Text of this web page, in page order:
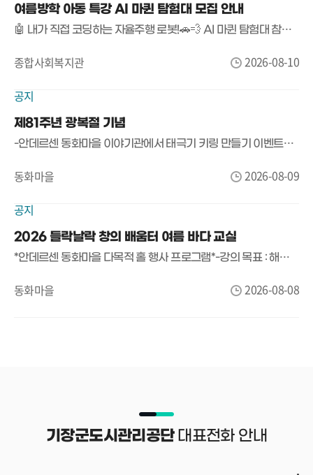
여름방학 아동 특강 AI 마퀸 탐험대 모집 안내
🤖 내가 직접 코딩하는 자율주행 로봇!🚗💨 AI 마퀸 탐험대 참가자 모집!이번 여름, 책상 앞에서만 배우는 코딩은 그만!아이들이 직접 블록코딩으로 로봇을 움직이고, 센서와 알고리즘을 활용해 미션을 해결해보는 특별한 시간을 준비했습니다✨🔎 어떤 걸 배우나요?1️⃣ 쿵! 부딪히지 않는 스마트 자동차초음파 센서로 장애물을 감지하고 스스로 멈추고 피하는 로봇 만들기!2️⃣ 검은 선을 따라 달리는 드라이버라인 센서를 활용해 정해진 코스를 따라가는 자율주행 로봇 만들기!3️⃣ 교차로를 판단하는 자율주행차신호와 교차로를 만나면 스스로 판단하고 주행하는 로봇 미션까지! 🏆💡 직접 코딩하고 → 직접 움직이고 → 직접 문제를 해결하는 수업!블록코딩 경험이 있는 초등학생이라면누구나 재미있게 도전할 수 있어요🙌📅 일시8/22(토) · 8/29(토) · 9/5(토) / 11:50 ~ 12:40총 3회 / 회당 50분👦 대상블록코딩 경험이 있는 초등 3~6학년 12명💰 참가비1인 10,000원📍 장소기장종합사회복지관📲 신청방법포스터의 QR코드 스캔 → 네이버폼 신청👉 평소 로봇·코딩·AI에 관심 있는 친구라면이번 특강에서 ‘코딩한 대로 로봇이 움직이는 짜릿함’을 직접 경험해보세요! 🤖🚗
종합사회복지관 2026-08-10
공지
제81주년 광복절 기념
-안데르센 동화마을 이야기관에서 태극기 키링 만들기 이벤트를 합니다.-8월 15일 이용 예약자 어린이대상으로 배부합니다.-많은 관심 바랍니다.
동화마을 2026-08-09
공지
2026 들락날락 창의 배움터 여름 바다 교실
*안데르센 동화마을 다목적 홀 행사 프로그램*-강의 목표 : 해양 테마 기반으로 부력.신재생에너지.유체입 등 해양과학 원리를 직접 체험하며 탐구력과 창의적 문제해결력 함양
동화마을 2026-08-08
기장군도시관리공단 대표전화 안내